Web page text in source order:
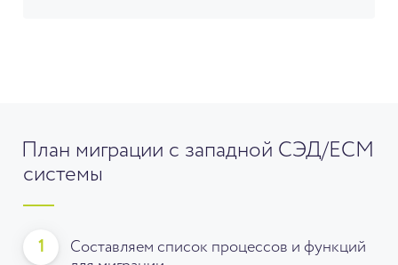
План миграции с западной СЭД/ECM
системы
1
Составляем список процессов и функций